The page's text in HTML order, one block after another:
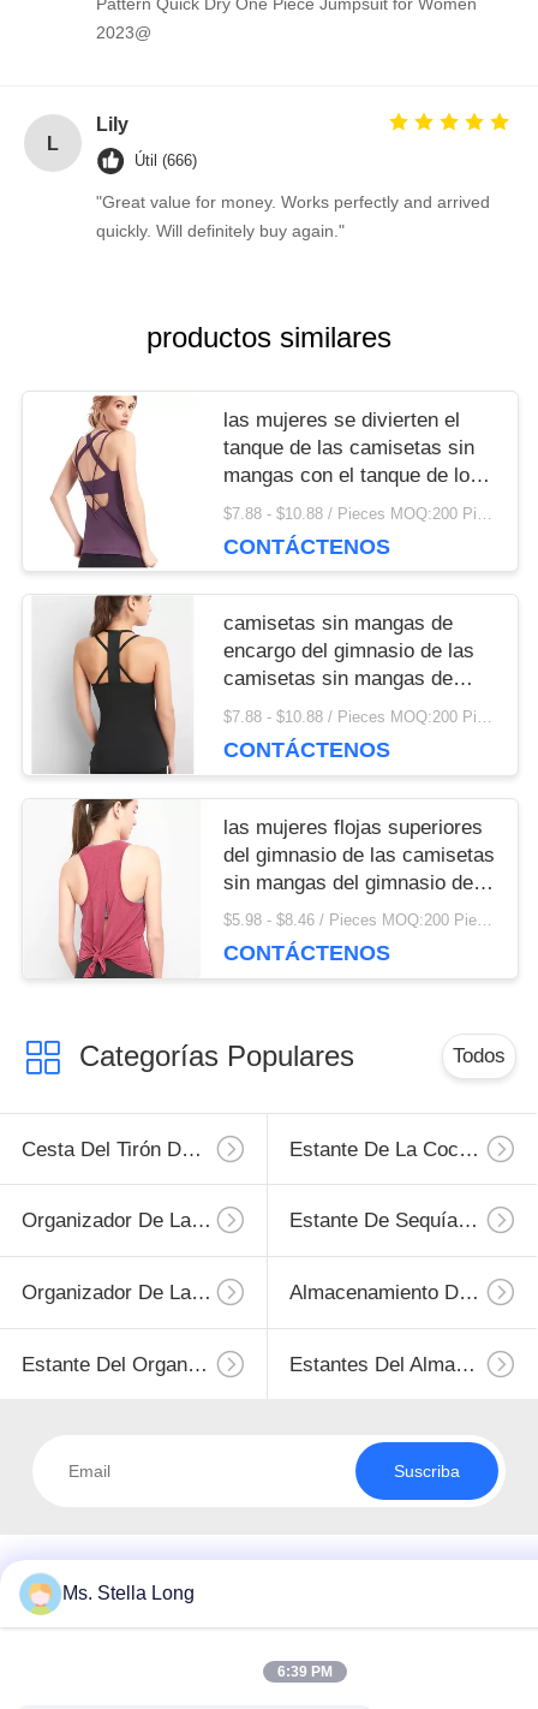
2023@
L
Lily
Útil (666)
"Great value for money. Works perfectly and arrived
quickly. Will definitely buy again."
productos similares
las mujeres se divierten el
tanque de las camisetas sin
mangas con el tanque de los
deportes del sujetador con el
sujetador
CONTÁCTENOS
camisetas sin mangas de
encargo del gimnasio de las
camisetas sin mangas de
encargo de las camisetas sin
mangas del gimnasio de las
mujeres
$7.88 - $10.88 / Pieces MOQ:200 Piece / Pieces
CONTÁCTENOS
las mujeres flojas superiores
del gimnasio de las camisetas
sin mangas del gimnasio de
las mujeres sueltan las
camisetas sin mangas
$5.98 - $8.46 / Pieces MOQ:200 Piece / Pieces
CONTÁCTENOS
Categorías Populares Todos
Cesta Del Tirón De La Cocina Estante De La Cocina De La Pared
Organizador De La Casa De La Cocina Estante De Sequía Del Plato
Organizador De La Cocina Almacenamiento Del Acero Inoxidable
Estante Del Organizador De La Cocina Estantes Del Almacenamiento De La Cocina
Suscriba
Ms. Stella Long
6:39 PM